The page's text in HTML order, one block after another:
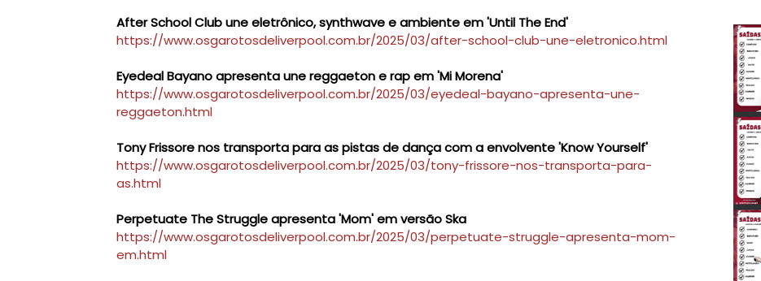
After School Club une eletrônico, synthwave e ambiente em 'Until The End'
https://www.osgarotosdeliverpool.com.br/2025/03/after-school-club-une-eletronico.html
Eyedeal Bayano apresenta une reggaeton e rap em 'Mi Morena'
https://www.osgarotosdeliverpool.com.br/2025/03/eyedeal-bayano-apresenta-une-
reggaeton.html
Tony Frissore nos transporta para as pistas de dança com a envolvente 'Know Yourself'
https://www.osgarotosdeliverpool.com.br/2025/03/tony-frissore-nos-transporta-para-
as.html
Perpetuate The Struggle apresenta 'Mom' em versão Ska
https://www.osgarotosdeliverpool.com.br/2025/03/perpetuate-struggle-apresenta-mom-
em.html